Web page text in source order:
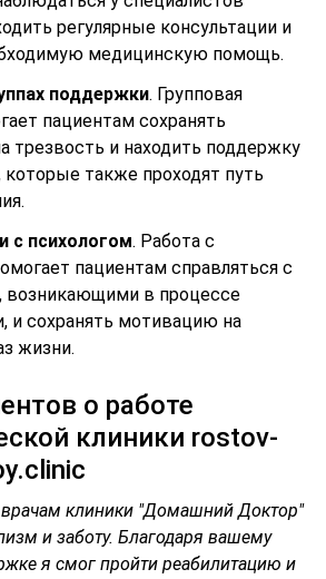
регулярные консультации и
медицинскую помощь.
поддержки. Групповая
пациентам сохранять
трезвость и находить поддержку
также проходят путь
с психологом. Работа с
пациентам справляться с
возникающими в процессе
и сохранять мотивацию на
жизни.
о работе
клиники rostov-
клиники "Домашний Доктор"
и заботу. Благодаря вашему
я смог пройти реабилитацию и